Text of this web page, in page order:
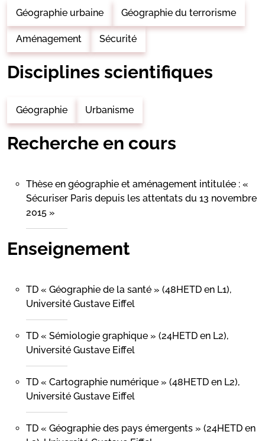
Géographie urbaine Géographie du terrorisme
Aménagement Sécurité
Disciplines scientifiques
Géographie Urbanisme
Recherche en cours
Thèse en géographie et aménagement intitulée : «
Sécuriser Paris depuis les attentats du 13 novembre
2015 »
Enseignement
TD « Géographie de la santé » (48HETD en L1),
Université Gustave Eiffel
TD « Sémiologie graphique » (24HETD en L2),
Université Gustave Eiffel
TD « Cartographie numérique » (48HETD en L2),
Université Gustave Eiffel
TD « Géographie des pays émergents » (24HETD en